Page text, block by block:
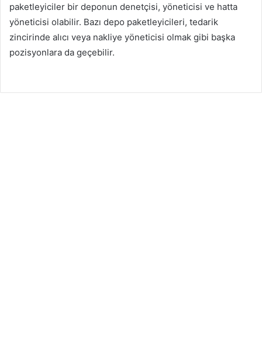
paketleyiciler bir deponun denetçisi, yöneticisi ve hatta
yöneticisi olabilir. Bazı depo paketleyicileri, tedarik
zincirinde alıcı veya nakliye yöneticisi olmak gibi başka
pozisyonlara da geçebilir.